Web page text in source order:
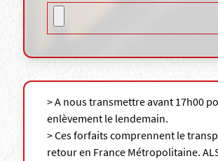
> A nous transmettre avant 17h00
enlèvement le lendemain.
> Ces forfaits comprennent le
retour en France Métropolitaine.